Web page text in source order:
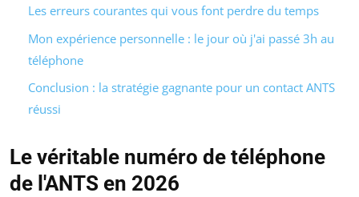
Les erreurs courantes qui vous font perdre du temps
Mon expérience personnelle : le jour où j'ai passé 3h au
téléphone
Conclusion : la stratégie gagnante pour un contact ANTS
réussi
Le véritable numéro de téléphone
de l'ANTS en 2026